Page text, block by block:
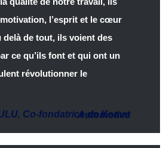
l’esprit et le cœur
delà de tout, ils voient des
ce qu’ils font et qui ont un
révolutionner le
, Co-fondatrice de Kemet Automotive